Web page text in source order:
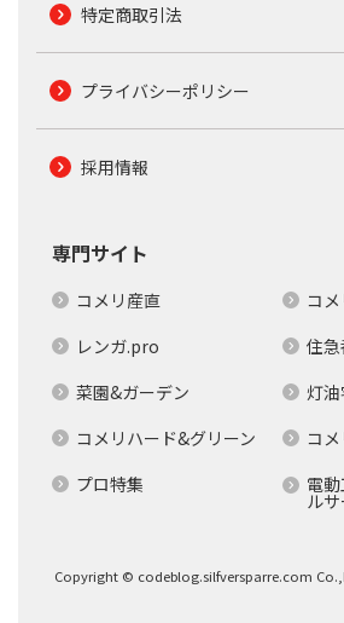
特定商取引法
プライバシーポリシー
採用情報
専門サイト
コメリ産直
コ
レンガ.pro
住急
菜園&ガーデン
灯
コメリハード&グリーン
コ
プロ特集
電
ル
Copyright © codeblog.silfversparre.com